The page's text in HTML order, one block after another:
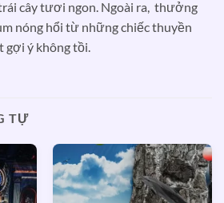
cây tươi ngon. Ngoài ra, thưởng
nóng hổi từ những chiếc thuyền
gợi ý không tồi.
TỰ